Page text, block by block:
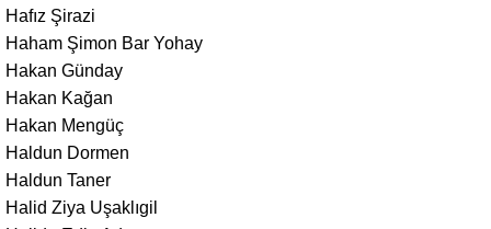
Hafız Şirazi
Haham Şimon Bar Yohay
Hakan Günday
Hakan Kağan
Hakan Mengüç
Haldun Dormen
Haldun Taner
Halid Ziya Uşaklıgil